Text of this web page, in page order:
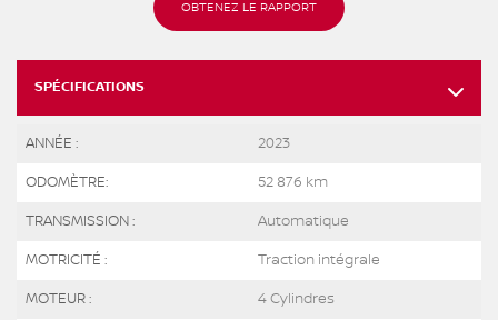
OBTENEZ LE RAPPORT
SPÉCIFICATIONS
ANNÉE : 2023
ODOMÈTRE: 52 876 km
TRANSMISSION : Automatique
MOTRICITÉ : Traction intégrale
MOTEUR : 4 Cylindres